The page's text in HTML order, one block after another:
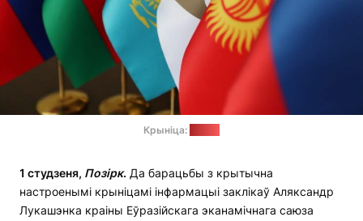
Крыніца:
1 студзеня, Позірк. Да барацьбы з крытычна
настроенымі крыніцамі інфармацыі заклікаў Аляксандр
Лукашэнка краіны Еўразійскага эканамічнага саюза